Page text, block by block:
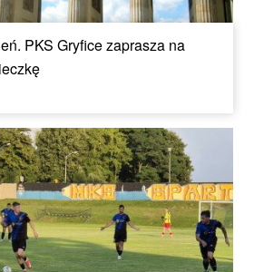
PKS Gryfice zaprasza na